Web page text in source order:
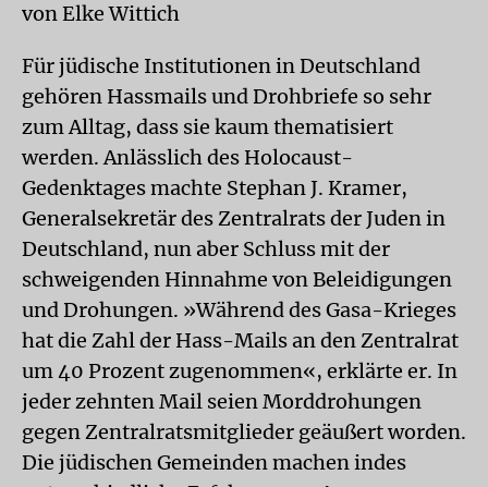
von Elke Wittich
Für jüdische Institutionen in Deutschland
gehören Hassmails und Drohbriefe so sehr
zum Alltag, dass sie kaum thematisiert
werden. Anlässlich des Holocaust-
Gedenktages machte Stephan J. Kramer,
Generalsekretär des Zentralrats der Juden in
Deutschland, nun aber Schluss mit der
schweigenden Hinnahme von Beleidigungen
und Drohungen. »Während des Gasa-Krieges
hat die Zahl der Hass-Mails an den Zentralrat
um 40 Prozent zugenommen«, erklärte er. In
jeder zehnten Mail seien Morddrohungen
gegen Zentralratsmitglieder geäußert worden.
Die jüdischen Gemeinden machen indes